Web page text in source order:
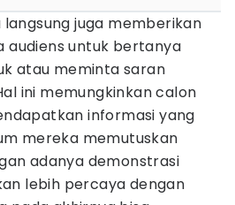
juga memberikan
audiens untuk bertanya
atau meminta saran
ini memungkinkan calon
informasi yang
mereka memutuskan
adanya demonstrasi
lebih percaya dengan